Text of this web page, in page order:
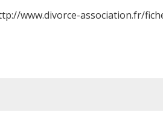
www.divorce-association.fr/